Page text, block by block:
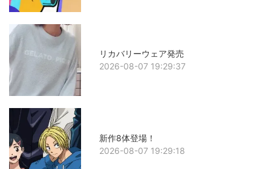
リカバリーウェア発売
2026-08-07 19:29:37
新作8体登場！
2026-08-07 19:29:18